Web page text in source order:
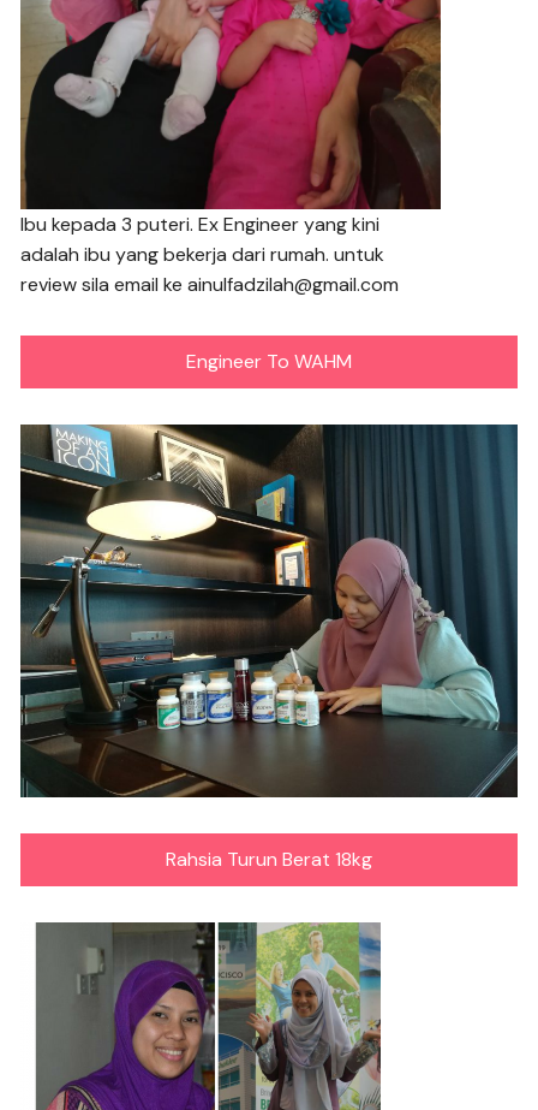
Ibu kepada 3 puteri. Ex Engineer yang kini
adalah ibu yang bekerja dari rumah. untuk
review sila email ke ainulfadzilah@gmail.com
Engineer To WAHM
Rahsia Turun Berat 18kg